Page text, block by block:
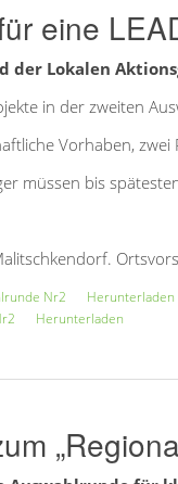
eine
der Lokalen
in der zweiten
Vorhaben,
müssen bis
Nr2
Herunterladen
Herunterladen